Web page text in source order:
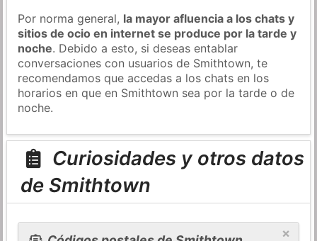
Por norma general, la mayor afluencia a los chats y
sitios de ocio en internet se produce por la tarde y
noche. Debido a esto, si deseas entablar
conversaciones con usuarios de Smithtown, te
recomendamos que accedas a los chats en los
horarios en que en Smithtown sea por la tarde o de
noche.
Curiosidades y otros datos
de Smithtown
×